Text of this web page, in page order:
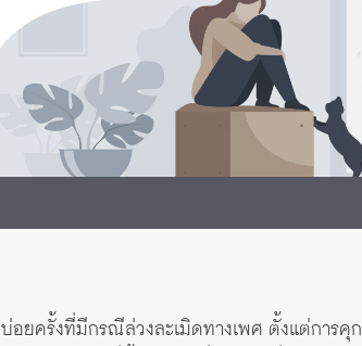
SSBW Activities
ทุนและรางวัล
CU Radio
บ่อยครั้งที่มีกรณีล่วงละเมิดทางเพศ ตั้งแต่การคุ